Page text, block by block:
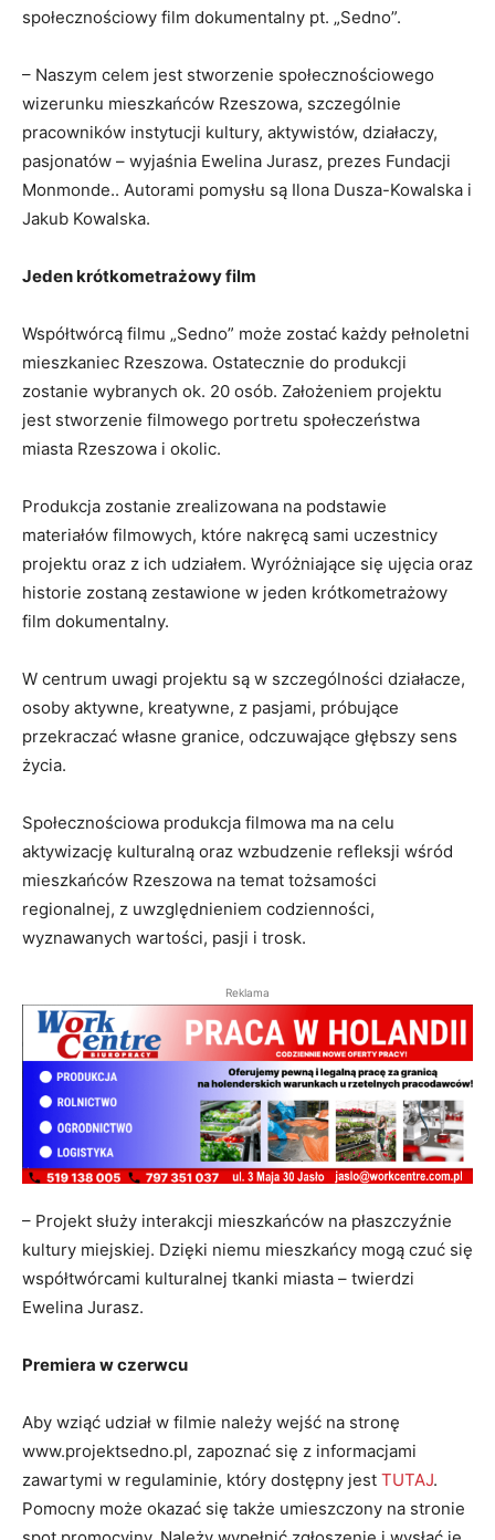
społecznościowy film dokumentalny pt. „Sedno”.
– Naszym celem jest stworzenie społecznościowego
wizerunku mieszkańców Rzeszowa, szczególnie
pracowników instytucji kultury, aktywistów, działaczy,
pasjonatów – wyjaśnia Ewelina Jurasz, prezes Fundacji
Monmonde.. Autorami pomysłu są Ilona Dusza-Kowalska i
Jakub Kowalska.
Jeden krótkometrażowy film
Współtwórcą filmu „Sedno” może zostać każdy pełnoletni
mieszkaniec Rzeszowa. Ostatecznie do produkcji
zostanie wybranych ok. 20 osób. Założeniem projektu
jest stworzenie filmowego portretu społeczeństwa
miasta Rzeszowa i okolic.
Produkcja zostanie zrealizowana na podstawie
materiałów filmowych, które nakręcą sami uczestnicy
projektu oraz z ich udziałem. Wyróżniające się ujęcia oraz
historie zostaną zestawione w jeden krótkometrażowy
film dokumentalny.
W centrum uwagi projektu są w szczególności działacze,
osoby aktywne, kreatywne, z pasjami, próbujące
przekraczać własne granice, odczuwające głębszy sens
życia.
Społecznościowa produkcja filmowa ma na celu
aktywizację kulturalną oraz wzbudzenie refleksji wśród
mieszkańców Rzeszowa na temat tożsamości
regionalnej, z uwzględnieniem codzienności,
wyznawanych wartości, pasji i trosk.
Reklama
– Projekt służy interakcji mieszkańców na płaszczyźnie
kultury miejskiej. Dzięki niemu mieszkańcy mogą czuć się
współtwórcami kulturalnej tkanki miasta – twierdzi
Ewelina Jurasz.
Premiera w czerwcu
Aby wziąć udział w filmie należy wejść na stronę
www.projektsedno.pl, zapoznać się z informacjami
zawartymi w regulaminie, który dostępny jest TUTAJ.
Pomocny może okazać się także umieszczony na stronie